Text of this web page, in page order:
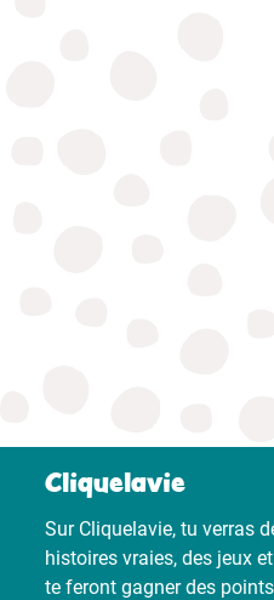
Cliquelavie
Sur Cliquelavie, tu verras
histoires vraies, des jeux
te feront gagner des